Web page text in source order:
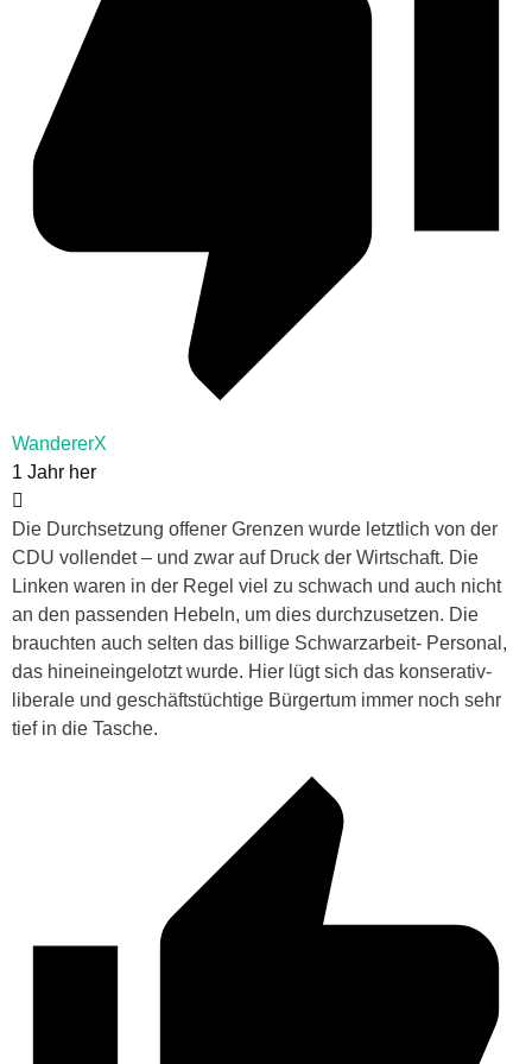
WandererX
1 Jahr her
Die Durchsetzung offener Grenzen wurde letztlich von der
CDU vollendet – und zwar auf Druck der Wirtschaft. Die
Linken waren in der Regel viel zu schwach und auch nicht
an den passenden Hebeln, um dies durchzusetzen. Die
brauchten auch selten das billige Schwarzarbeit- Personal,
das hineineingelotzt wurde. Hier lügt sich das konserativ-
liberale und geschäftstüchtige Bürgertum immer noch sehr
tief in die Tasche.